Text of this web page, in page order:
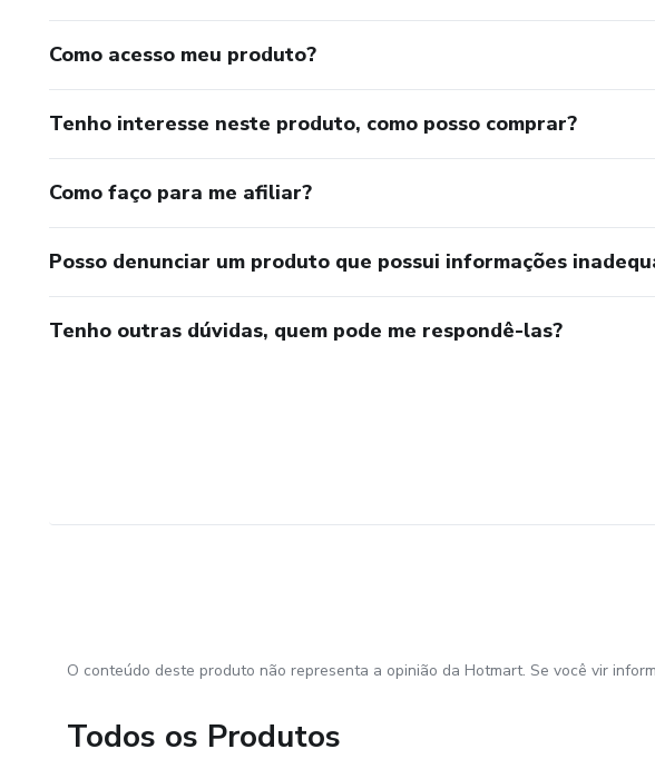
Como acesso meu produto?
Tenho interesse neste produto, como posso comprar?
Como faço para me afiliar?
Posso denunciar um produto que possui informações
Tenho outras dúvidas, quem pode me respondê-las?
O conteúdo deste produto não representa a opinião da Hotmart. Se você vir
Todos os Produtos